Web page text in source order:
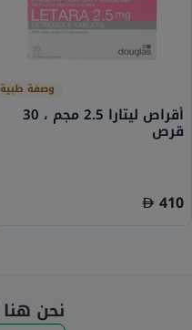
وصفة طبية
أقراص ليتارا 2.5 مجم ، 30
قرص
410
نحن